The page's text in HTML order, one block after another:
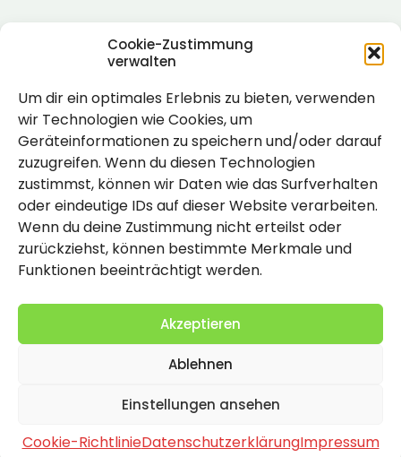
Cookie-Zustimmung
verwalten
Um dir ein optimales Erlebnis zu bieten, verwenden
wir Technologien wie Cookies, um
Geräteinformationen zu speichern und/oder darauf
zuzugreifen. Wenn du diesen Technologien
zustimmst, können wir Daten wie das Surfverhalten
oder eindeutige IDs auf dieser Website verarbeiten.
Wenn du deine Zustimmung nicht erteilst oder
zurückziehst, können bestimmte Merkmale und
Funktionen beeinträchtigt werden.
Akzeptieren
Ablehnen
Einstellungen ansehen
Cookie-RichtlinieDatenschutzerklärungImpressum
Rechtlich
Impressum
Datenschutzerklärung
Cookie-Richtlinie (EU)